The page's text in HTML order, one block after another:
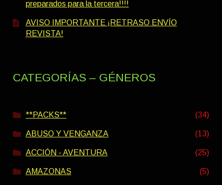
preparados para la tercera!!!!
AVISO IMPORTANTE ¡RETRASO ENVÍO
REVISTA!
CATEGORÍAS – GÉNEROS
**PACKS** (34)
ABUSO Y VENGANZA (13)
ACCIÓN - AVENTURA (25)
AMAZONAS (5)